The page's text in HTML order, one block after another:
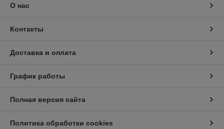
О нас
Контакты
Доставка и оплата
График работы
Полная версия сайта
Политика обработки cookies